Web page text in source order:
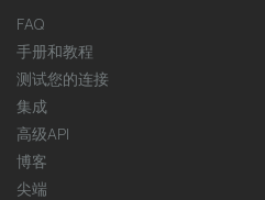
FAQ
手册和教程
测试您的连接
集成
高级API
博客
尖端